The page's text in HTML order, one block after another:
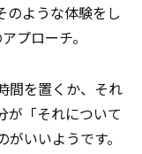
のような体験をし
プローチ。
間を置くか、それ
が「それについて
いいようです。